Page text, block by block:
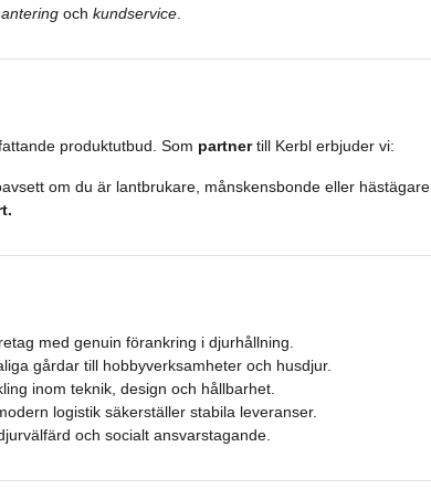
och kundservice.
produktutbud. Som partnertill Kerbl erbjuder vi:
om du är lantbrukare, månskensbonde eller hästägare.
med genuin förankring i djurhållning.
gårdar till hobbyverksamheter och husdjur.
inom teknik, design och hållbarhet.
logistik säkerställer stabila leveranser.
och socialt ansvarstagande.